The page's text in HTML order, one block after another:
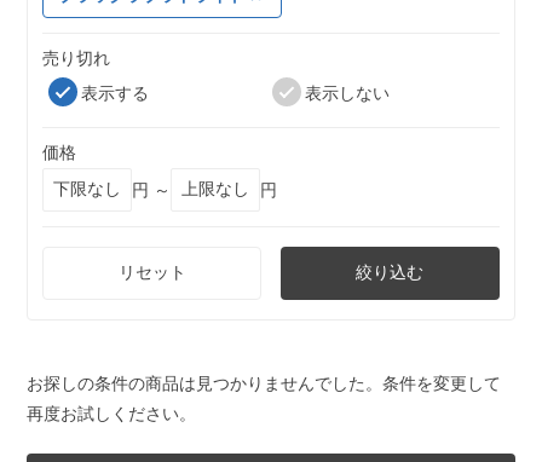
売り切れ
表示する
表示しない
価格
円 ～
円
リセット 絞り込む
お探しの条件の商品は見つかりませんでした。条件を変更して
再度お試しください。